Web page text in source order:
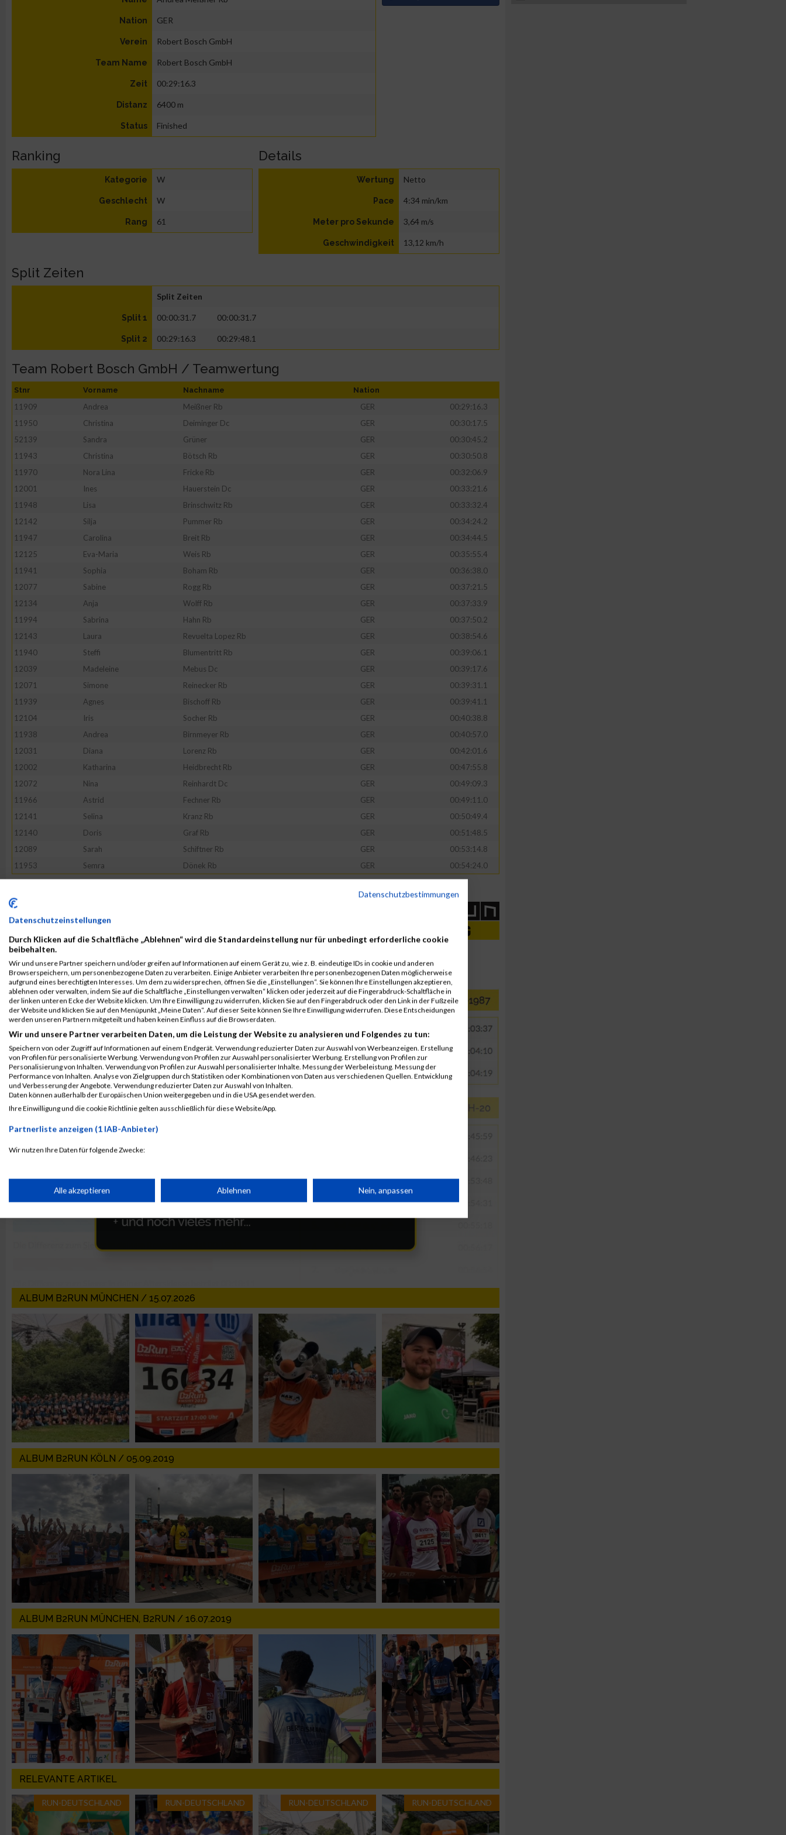
Nation GER
Verein Robert Bosch GmbH
Team Name Robert Bosch GmbH
Zeit 00:29:16.3
Distanz 6400 m
Status Finished
Ranking
Kategorie W
Geschlecht W
Rang 61
Details
Wertung Netto
Pace 4:34 min/km
Meter pro Sekunde 3,64 m/s
Geschwindigkeit 13,12 km/h
Split Zeiten
Split Zeiten
Split 1 00:00:31.7 00:00:31.7
Split 2 00:29:16.3 00:29:48.1
Team Robert Bosch GmbH / Teamwertung
Stnr Vorname Nachname Nation
11909 Andrea Meißner Rb GER
00:29:16.3
11950
Christina Deiminger Dc GER
00:30:17.5
52139
Sandra Grüner GER
00:30:45.2
11943
Christina Bötsch Rb GER
00:30:50.8
11970
Nora Lina Fricke Rb GER
00:32:06.9
12001
Ines Hauerstein Dc GER
00:33:21.6
11948
Lisa Brinschwitz Rb GER
00:33:32.4
12142
Silja Pummer Rb GER
00:34:24.2
11947
Carolina Breit Rb GER
00:34:44.5
12125
Eva-Maria Weis Rb GER
00:35:55.4
11941
Sophia Boham Rb GER
00:36:38.0
12077
Sabine Rogg Rb GER
00:37:21.5
12134
Anja Wolff Rb GER
00:37:33.9
11994
Sabrina Hahn Rb GER
00:37:50.2
12143
Laura Revuelta Lopez Rb GER
00:38:54.6
11940
Steffi Blumentritt Rb GER
00:39:06.1
12039
Madeleine Mebus Dc GER
00:39:17.6
12071
Simone Reinecker Rb GER
00:39:31.1
11939
Agnes Bischoff Rb GER
00:39:41.1
12104
Iris Socher Rb GER
00:40:38.8
11938
Andrea Birnmeyer Rb GER
00:40:57.0
12031
Diana Lorenz Rb GER
00:42:01.6
12002
Katharina Heidbrecht Rb GER
00:47:55.8
12072
Nina Reinhardt Dc GER
00:49:09.3
11966
Astrid Fechner Rb GER
00:49:11.0
12141
Selina Kranz Rb GER
00:50:49.4
12140
Doris Graf Rb GER
00:51:48.5
12089
Sarah Schiftner Rb GER
00:53:14.8
11953
Semra Dönek Rb GER 00:54:24.0
zur Zeitmessung
Andrea Meißner Rb
ALBUM B2RUN MÜNCHEN / 15.07.2026
ALBUM B2RUN KÖLN / 05.09.2019
ALBUM B2RUN MÜNCHEN, B2RUN / 16.07.2019
RELEVANTE ARTIKEL
RUN-DEUTSCHLAND RUN-DEUTSCHLAND RUN-DEUTSCHLAND RUN-DEUTSCHLAND
Datenschutzbestimmungen
Datenschutzeinstellungen
Durch Klicken auf die Schaltfläche „Ablehnen“ wird die Standardeinstellung nur für unbedingt erforderliche cookie
beibehalten.
Wir und unsere Partner speichern und/oder greifen auf Informationen auf einem Gerät zu, wie z. B. eindeutige IDs in cookie und anderen
Browserspeichern, um personenbezogene Daten zu verarbeiten. Einige Anbieter verarbeiten Ihre personenbezogenen Daten möglicherweise
aufgrund eines berechtigten Interesses. Um dem zu widersprechen, öffnen Sie die „Einstellungen“. Sie können Ihre Einstellungen akzeptieren,
ablehnen oder verwalten, indem Sie auf die Schaltfläche „Einstellungen verwalten“ klicken oder jederzeit auf die Fingerabdruck-Schaltfläche in
der linken unteren Ecke der Website klicken. Um Ihre Einwilligung zu widerrufen, klicken Sie auf den Fingerabdruck oder den Link in der Fußzeile
der Website und klicken Sie auf den Menüpunkt „Meine Daten“. Auf dieser Seite können Sie Ihre Einwilligung widerrufen. Diese Entscheidungen
werden unseren Partnern mitgeteilt und haben keinen Einfluss auf die Browserdaten.
Wir und unsere Partner verarbeiten Daten, um die Leistung der Website zu analysieren und Folgendes zu tun:
Speichern von oder Zugriff auf Informationen auf einem Endgerät. Verwendung reduzierter Daten zur Auswahl von Werbeanzeigen. Erstellung
von Profilen für personalisierte Werbung. Verwendung von Profilen zur Auswahl personalisierter Werbung. Erstellung von Profilen zur
Personalisierung von Inhalten. Verwendung von Profilen zur Auswahl personalisierter Inhalte. Messung der Werbeleistung. Messung der
Performance von Inhalten. Analyse von Zielgruppen durch Statistiken oder Kombinationen von Daten aus verschiedenen Quellen. Entwicklung
und Verbesserung der Angebote. Verwendung reduzierter Daten zur Auswahl von Inhalten.
Daten können außerhalb der Europäischen Union weitergegeben und in die USA gesendet werden.
Ihre Einwilligung und die cookie Richtlinie gelten ausschließlich für diese Website/App.
Partnerliste anzeigen (1 IAB-Anbieter)
Wir nutzen Ihre Daten für folgende Zwecke:
Speichern von oder Zugriff auf Informationen auf einem Endgerät
Verwendung reduzierter Daten zur Auswahl von Werbeanzeigen
Verwendung von Profilen zur Auswahl personalisierter Werbung
Erstellung von Profilen zur Personalisierung von Inhalten
Verwendung von Profilen zur Auswahl personalisierter Inhalte
Messung der Werbeleistung
Messung der Performance von Inhalten
Analyse von Zielgruppen durch Statistiken oder Kombinationen von Daten aus
verschiedenen Quellen
Entwicklung und Verbesserung der Angebote
Verwendung reduzierter Daten zur Auswahl von Inhalten
IAB-Besonderheiten:
Verwendung genauer Standortdaten
Geräte anhand von aktiv angeforderten Informationen identifizieren
Nicht-IAB-Verarbeitungszwecke:
Notwendig
Performance
Funktional
Werbung
Alle akzeptieren Ablehnen Nein, anpassen